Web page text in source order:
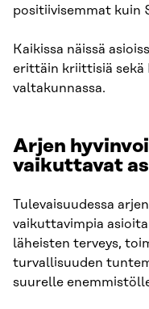
positiivisemmat kuin
Kaikissa näissä
erittäin kriittisiä sekä
valtakunnassa.
Arjen
vaikuttavat
Tulevaisuudessa
vaikuttavimpia
läheisten terveys,
turvallisuuden
suurelle